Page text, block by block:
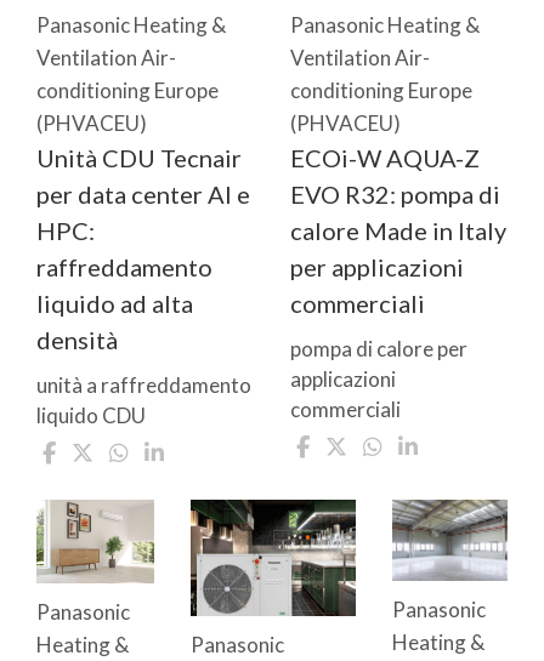
Panasonic Heating &
Ventilation Air-
conditioning Europe
(PHVACEU)
Unità CDU Tecnair
per data center AI e
HPC:
raffreddamento
liquido ad alta
densità
unità a raffreddamento
liquido CDU
Panasonic Heating &
Ventilation Air-
conditioning Europe
(PHVACEU)
ECOi-W AQUA-Z
EVO R32: pompa di
calore Made in Italy
per applicazioni
commerciali
pompa di calore per
applicazioni
commerciali
Panasonic
Heating &
Panasonic
Panasonic
Heating &